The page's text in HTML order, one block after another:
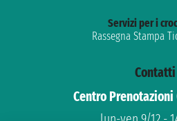
Servizi per i
Rassegna Stampa
Contatti
Centro Prenotazioni